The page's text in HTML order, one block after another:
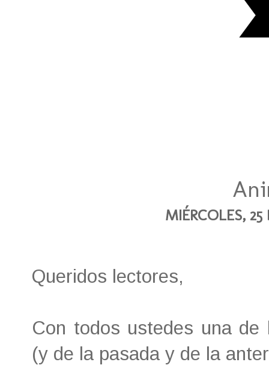
MIÉRCOLES, 25
Queridos lectores,
Con todos ustedes una
(y de la pasada y de la